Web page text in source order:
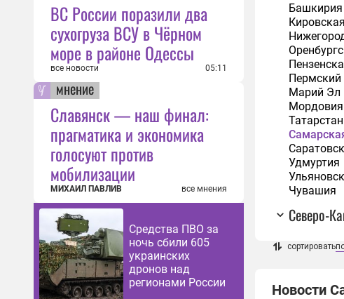
ВС России поразили два
сухогруза ВСУ в Чёрном
море в районе Одессы
все новости 05:11
мнение
Славянск — наш финал:
прагматика и экономика
голосуют против
мобилизации
МИХАИЛ ПАВЛИВ все мнения
Средства ПВО за
ночь сбили 605
украинских
дронов над
регионами России
Башкирия
Пермский
Марий Эл
Мордовия
Татарстан
Удмуртия
Чувашия
Северо-
сортировать
Новости